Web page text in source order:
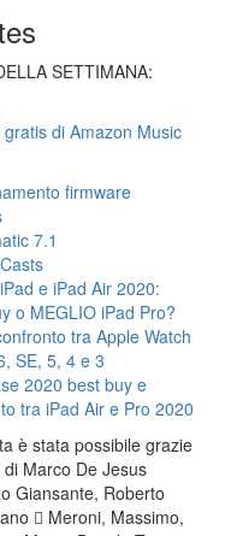
SETTIMANA:
di Amazon Music
firmware
7.1
e iPad Air 2020:
o MEGLIO iPad Pro?
tra Apple Watch
SE, 5, 4 e 3
2020 best buy e
tra iPad Air e Pro 2020
è stata possibile grazie
Marco De Jesus
Giansante, Roberto
 Meroni, Massimo,